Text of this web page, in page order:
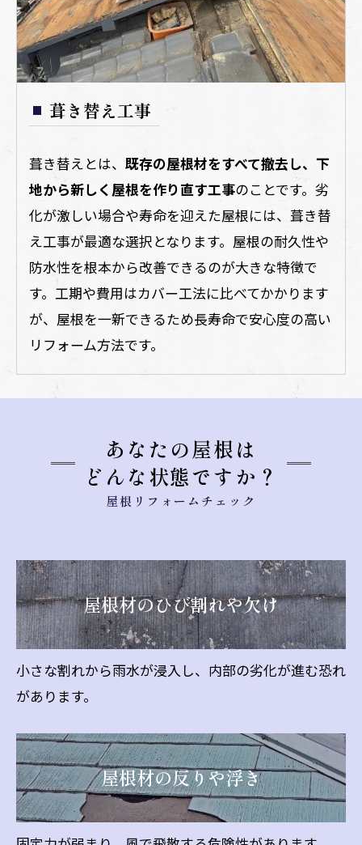
葺き替え工事
葺き替えとは、 既存の屋根材をすべて撤去し、下
地から新しく屋根を作り直す工事のことです。劣
化が激しい場合や寿命を迎えた屋根には、葺き替
え工事が最適な選択となります。屋根の耐久性や
防水性を根本から改善できるのが大きな特徴で
す。工期や費用はカバー工法に比べてかかります
が、屋根を一新できるため長寿命で安心度の高い
リフォーム方法です。
屋根リフォームチェック
あなたの屋根は
どんな状態ですか？
屋根材のひび割れや欠け
小さな割れから雨水が浸入し、内部の劣化が進む恐れ
があります。
屋根材の反りや浮き